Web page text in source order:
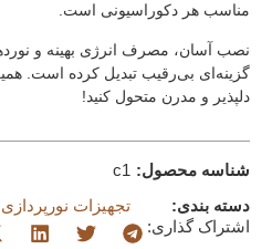
مناسب هر دکوراسیونی است.
نصب آسان، مصرف انرژی بهینه و
گزینه‌ای بی‌رقیب تبدیل کرده است.
دلپذیر و مدرن متحول کنید!
شناسه محصول: c1
دسته بندی:
تجهیزات نورپردازی
اشتراک گذاری: